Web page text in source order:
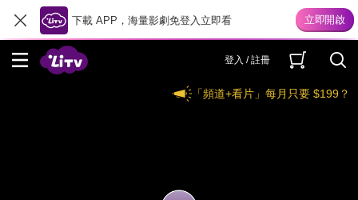
下載 APP，海量影劇免登入立即看
登入 / 註冊
「頻道+看片」每月只要 $199？